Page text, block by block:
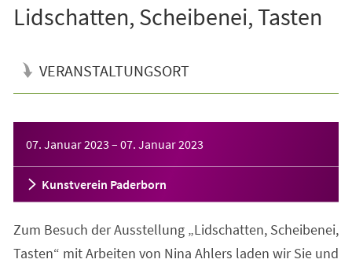
Lidschatten, Scheibenei, Tasten
VERANSTALTUNGSORT
07. Januar 2023 – 07. Januar 2023
Kunstverein Paderborn
Zum Besuch der Ausstellung „Lidschatten, Scheibenei,
Tasten“ mit Arbeiten von Nina Ahlers laden wir Sie und